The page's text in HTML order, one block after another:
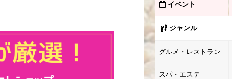
イベント
ジャンル
グルメ・レストラン
スパ・エステ